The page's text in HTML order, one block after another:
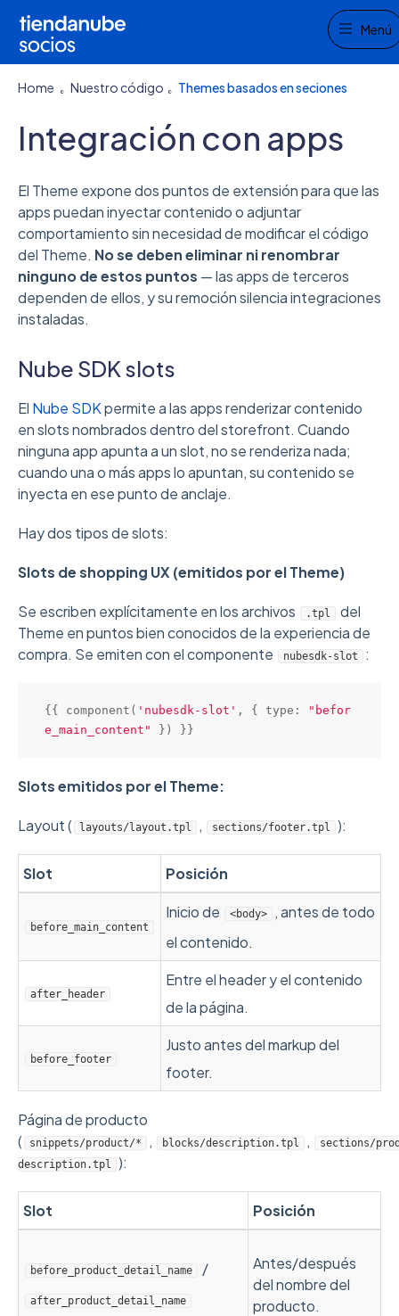
Menú
Home Nuestro código Themes basados en seciones
Integración con apps
El Theme expone dos puntos de extensión para que las
apps puedan inyectar contenido o adjuntar
comportamiento sin necesidad de modificar el código
del Theme. No se deben eliminar ni renombrar
ninguno de estos puntos — las apps de terceros
dependen de ellos, y su remoción silencia integraciones
instaladas.
Nube SDK slots
El Nube SDKpermite a las apps renderizar contenido
en slots nombrados dentro del storefront. Cuando
ninguna app apunta a un slot, no se renderiza nada;
cuando una o más apps lo apuntan, su contenido se
inyecta en ese punto de anclaje.
Hay dos tipos de slots:
Slots de shopping UX (emitidos por el Theme)
Se escriben explícitamente en los archivos .tpl
del
Theme en puntos bien conocidos de la experiencia de
compra. Se emiten con el componente
nubesdk-slot :
{{ component ( 'nubesdk-slot' , { type:
"befor
e_main_content"
Slots emitidos por el Theme:
Layout ( layouts/layout.tpl , sections/footer.tpl ):
Slot Posición
before_main_content
Inicio de <body>
, antes de todo
el contenido.
after_header
Entre el header y el contenido
de la página.
before_footer
Justo antes del markup del
footer.
Página de producto
(
snippets/product/* , blocks/description.tpl ,
sections/
description.tpl
):
Slot Posición
before_product_detail_name /
after_product_detail_name
Antes/después
del nombre del
producto.